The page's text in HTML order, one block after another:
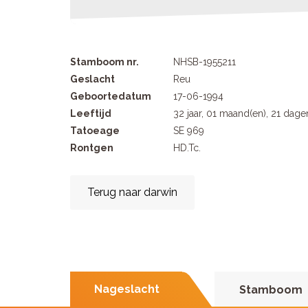
Stamboom nr.
NHSB-1955211
Geslacht
Reu
Geboortedatum
17-06-1994
Leeftijd
32 jaar, 01 maand(en), 21
Tatoeage
SE 969
Rontgen
HD.Tc.
Terug naar darwin
Nageslacht Stamboom